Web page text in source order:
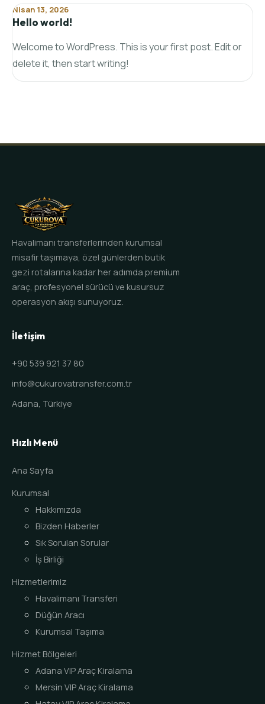
Nisan 13, 2026
Hello world!
Welcome to WordPress. This is your first post. Edit or
delete it, then start writing!
Havalimanı transferlerinden kurumsal
misafir taşımaya, özel günlerden butik
gezi rotalarına kadar her adımda premium
araç, profesyonel sürücü ve kusursuz
operasyon akışı sunuyoruz.
İletişim
+90 539 921 37 80
info@cukurovatransfer.com.tr
Adana, Türkiye
Hızlı Menü
Ana Sayfa
Kurumsal
Hakkımızda
Bizden Haberler
Sık Sorulan Sorular
İş Birliği
Hizmetlerimiz
Havalimanı Transferi
Düğün Aracı
Kurumsal Taşıma
Hizmet Bölgeleri
Adana VIP Araç Kiralama
Mersin VIP Araç Kiralama